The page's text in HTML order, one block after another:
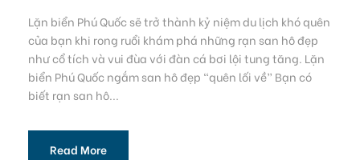
Lặn biển Phú Quốc sẽ trở thành kỷ niệm du lịch khó quên
của bạn khi rong ruổi khám phá những rạn san hô đẹp
như cổ tích và vui đùa với đàn cá bơi lội tung tăng. Lặn
biển Phú Quốc ngắm san hô đẹp “quên lối về” Bạn có
biết rạn san hô...
Read More